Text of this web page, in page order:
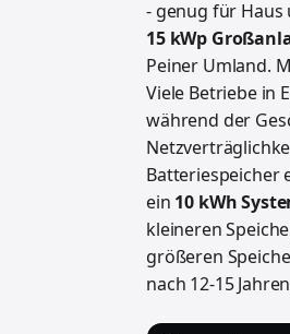
- genug für
15 kWp
Peiner Umland.
Viele Betriebe in
während der
Batteriespeicher
ein 10 kWh
kleineren
größeren
nach 12-15